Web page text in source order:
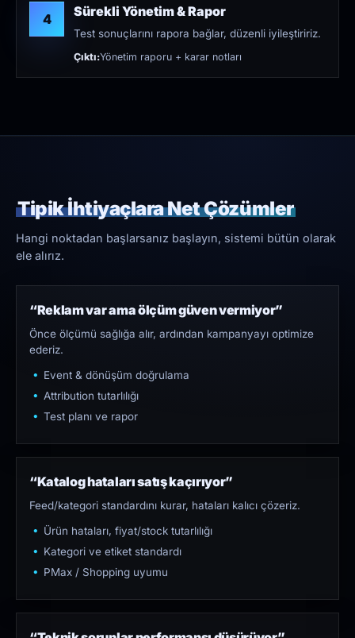
4 Sürekli Yönetim & Rapor
Test sonuçlarını rapora bağlar, düzenli iyileştiririz.
Çıktı:Yönetim raporu + karar notları
Tipik İhtiyaçlara Net Çözümler
Hangi noktadan başlarsanız başlayın, sistemi bütün olarak
ele alırız.
“Reklam var ama ölçüm güven vermiyor”
Önce ölçümü sağlığa alır, ardından kampanyayı optimize
ederiz.
Event & dönüşüm doğrulama
Attribution tutarlılığı
Test planı ve rapor
“Katalog hataları satış kaçırıyor”
Feed/kategori standardını kurar, hataları kalıcı çözeriz.
Ürün hataları, fiyat/stock tutarlılığı
Kategori ve etiket standardı
PMax / Shopping uyumu